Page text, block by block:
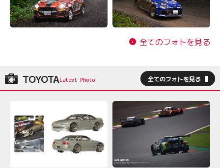
全てのフォトを見る
TOYOTA 全てのフォトを見る